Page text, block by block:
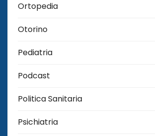
Ortopedia
Otorino
Pediatria
Podcast
Politica Sanitaria
Psichiatria